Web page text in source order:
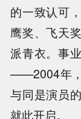
的一致认可
鹰奖、飞天
派青衣。事
——2004年，
与同是演员
就此开启。